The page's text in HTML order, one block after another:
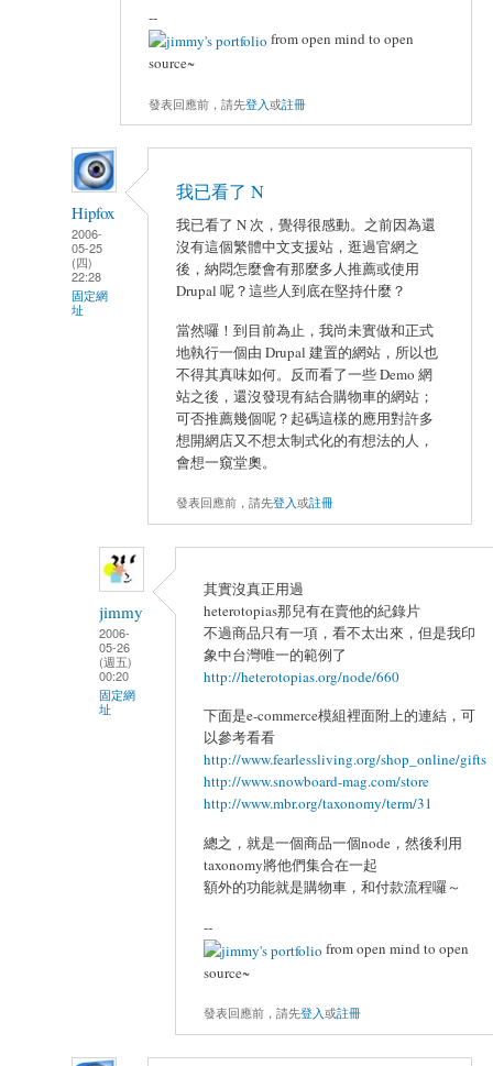
--
from open mind to open
source~
發表回應前，請先登入或註冊
Hipfox
2006-
05-25
(四)
22:28
固定網
址
我已看了 N
我已看了 N 次，覺得很感動。之前因為還
沒有這個繁體中文支援站，逛過官網之
後，納悶怎麼會有那麼多人推薦或使用
Drupal 呢？這些人到底在堅持什麼？
當然囉！到目前為止，我尚未實做和正式
地執行一個由 Drupal 建置的網站，所以也
不得其真味如何。反而看了一些 Demo 網
站之後，還沒發現有結合購物車的網站；
可否推薦幾個呢？起碼這樣的應用對許多
想開網店又不想太制式化的有想法的人，
會想一窺堂奧。
發表回應前，請先登入或註冊
jimmy
2006-
05-26
(週五)
00:20
固定網
址
其實沒真正用過
heterotopias那兒有在賣他的紀錄片
不過商品只有一項，看不太出來，但是我印
象中台灣唯一的範例了
http://heterotopias.org/node/660
下面是e-commerce模組裡面附上的連結，可
以參考看看
http://www.fearlessliving.org/shop_online/gifts
http://www.snowboard-mag.com/store
http://www.mbr.org/taxonomy/term/31
總之，就是一個商品一個node，然後利用
taxonomy將他們集合在一起
額外的功能就是購物車，和付款流程囉～
--
from open mind to open
source~
發表回應前，請先登入或註冊